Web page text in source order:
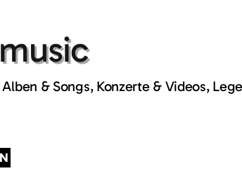
& Songs, Konzerte & Videos,